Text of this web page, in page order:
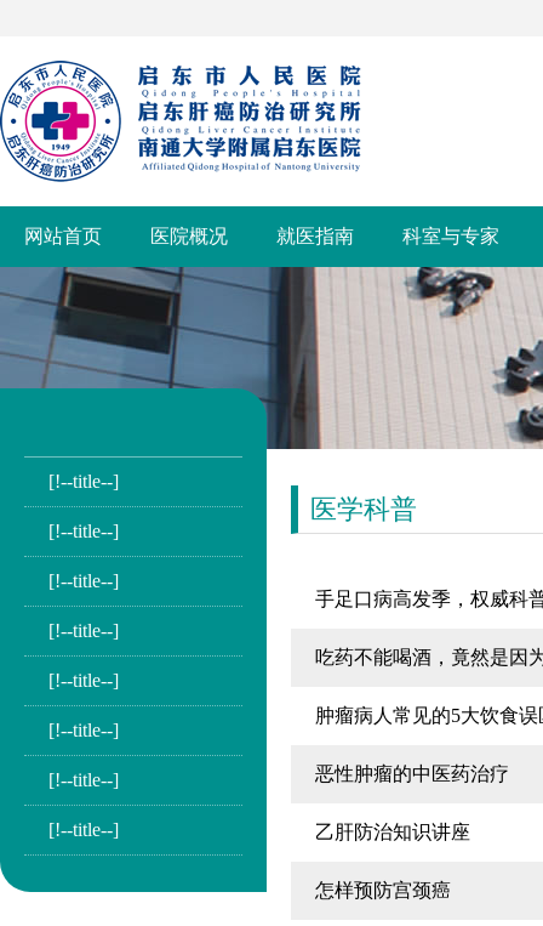
网站首页 医院概况 就医指南 科室与专家
[!--title--]
[!--title--]
[!--title--]
[!--title--]
[!--title--]
[!--title--]
[!--title--]
[!--title--]
医学科普
手足口病高发季，权威科
吃药不能喝酒，竟然是因
肿瘤病人常见的5大饮食
恶性肿瘤的中医药治疗
乙肝防治知识讲座
怎样预防宫颈癌